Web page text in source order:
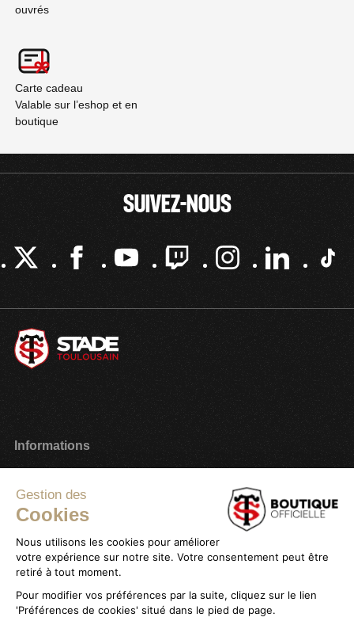
Gestion des
Cookies
Nous utilisons les cookies pour améliorer
votre expérience sur notre site. Votre consentement peut être
retiré à tout moment.
Pour modifier vos préférences par la suite, cliquez sur le lien
'Préférences de cookies' situé dans le pied de page.
ouvrés
Carte cadeau
Valable sur l’eshop et en
boutique
SUIVEZ-NOUS
Informations
Plan du site
Service client
Livraison & Retours
Magasins
Stade Toulousain
Carte cadeau